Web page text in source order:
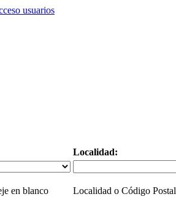
usuarios
Localidad:
en blanco Localidad o Código Postal